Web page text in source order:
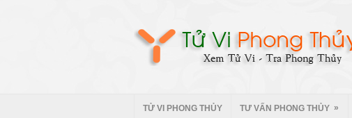
TỬ VI PHONG THỦY TƯ VẤN PHONG THỦY »